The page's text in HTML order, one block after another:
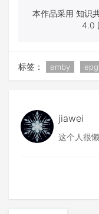
本作品采用 知识
4.0
标签： emby
jiawei
这个人很